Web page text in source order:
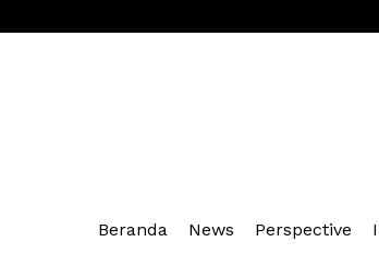
Beranda (current)
News (current)
Perspective